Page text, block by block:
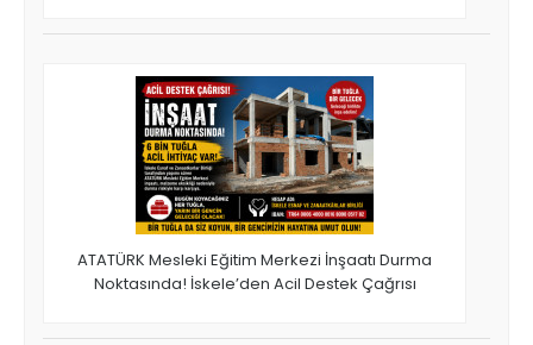
ATATÜRK Mesleki Eğitim Merkezi İnşaatı Durma
Noktasında! İskele’den Acil Destek Çağrısı